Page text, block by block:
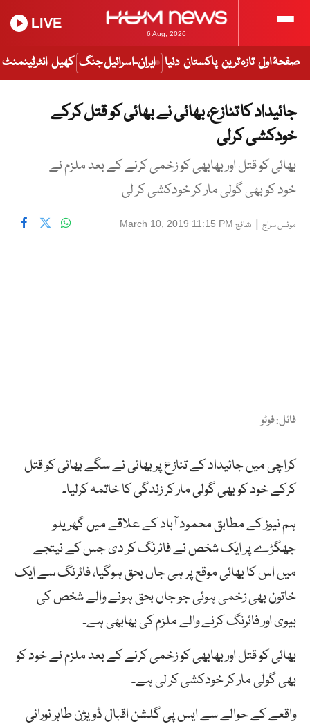
6 Aug, 2026
LIVE
صفحۂ اول تازہ ترین پاکستان دنیا ایران-اسرائیل جنگ کھیل انٹرٹینمنٹ
جائیداد کا تنازع، بھائی نے بھائی کو قتل کرکے
خودکشی کرلی
بھائی کو قتل اور بھابھی کو زخمی کرنے کے بعد ملزم نے
خود کو بھی گولی مار کر خودکشی کر لی
مونس سراج | شائع March 10, 2019 11:15 PM
فائل: فوٹو
کراچی میں جائیداد کے تنازع پر بھائی نے سگے بھائی کو قتل
کرکے خود کو بھی گولی مار کر زندگی کا خاتمہ کرلیا۔
ہم نیوز کے مطابق محمود آباد کے علاقے میں گھریلو
جھگڑے پر ایک شخص نے فائرنگ کر دی جس کے نیتجے
میں اس کا بھائی موقع پر ہی جاں بحق ہوگیا، فائرنگ سے ایک
خاتون بھی زخمی ہوئی جو جاں بحق ہونے والے شخص کی
بیوی اور فائرنگ کرنے والے ملزم کی بھابھی ہے۔
بھائی کو قتل اور بھابھی کو زخمی کرنے کے بعد ملزم نے خود کو
بھی گولی مار کر خودکشی کر لی ہے۔
واقعے کے حوالے سے ایس پی گلشن اقبال ڈویژن طاہر نورانی